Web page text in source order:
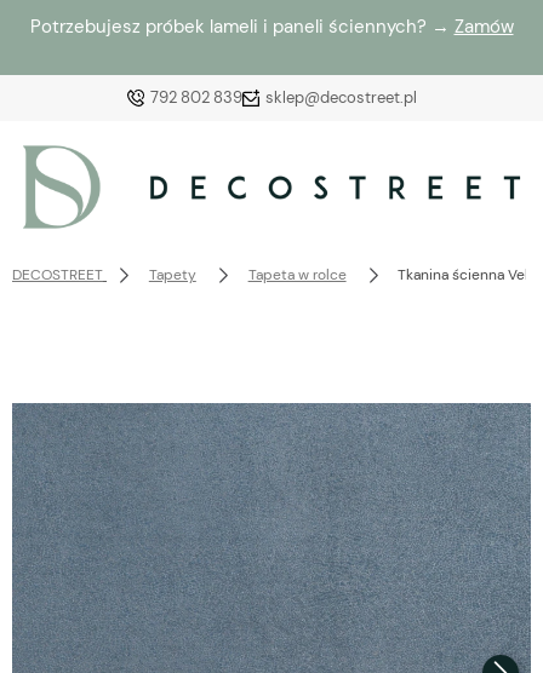
Potrzebujesz próbek lameli i paneli ściennych? → Zamów
792 802 839 sklep@decostreet.pl
Wybierz coś dla siebie z naszej aktualnej oferty lub
zaloguj się, aby przywrócić dodane produkty do listy
z poprzedniej sesji.
DECOSTREET Tapety Tapeta w rolce Tkanina ścienna